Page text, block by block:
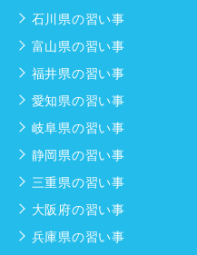
石川県の習い事
富山県の習い事
福井県の習い事
愛知県の習い事
岐阜県の習い事
静岡県の習い事
三重県の習い事
大阪府の習い事
兵庫県の習い事